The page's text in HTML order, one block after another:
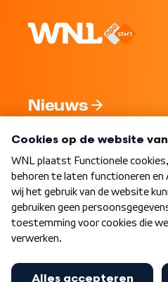
Nieuws
Nieuwsbrief
Word Lid